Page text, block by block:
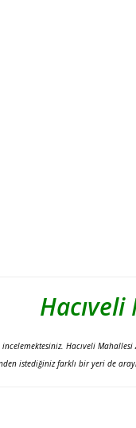
incelemektesiniz. Hacıveli
istediğiniz farklı bir yeri de